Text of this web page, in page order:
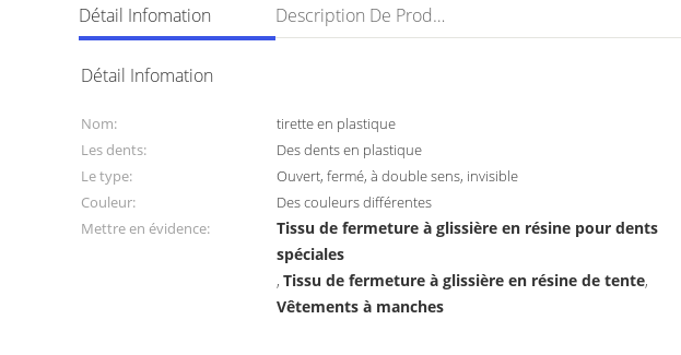
Détail Infomation Description De Produit
Détail Infomation
Nom: tirette en plastique
Les dents:
Des dents en plastique
Le type:
Ouvert, fermé, à double sens, invisible
Couleur:
Des couleurs différentes
Mettre en évidence:
Tissu de fermeture à glissière en résine pour dents
spéciales
,Tissu de fermeture à glissière en résine de tente,
Vêtements à manches